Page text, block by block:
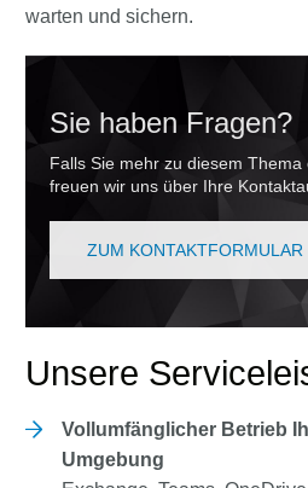
warten und sichern.
Sie haben Fragen?
Falls Sie mehr zu diesem Thema
freuen wir uns über Ihre
ZUM KONTAKTFORMULAR
Unsere
Vollumfänglicher Betrieb
Umgebung